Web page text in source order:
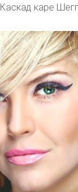
Каскад каре